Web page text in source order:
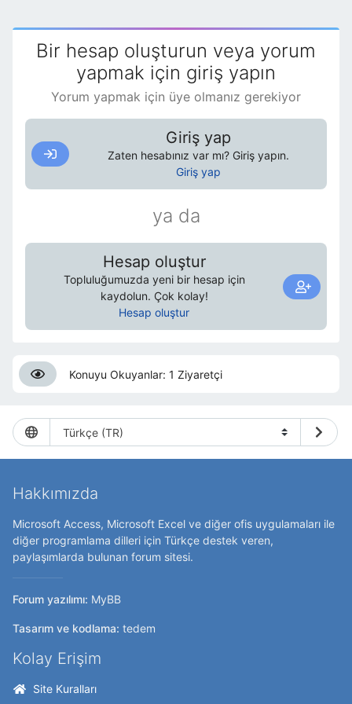
çözeceğinize eminim. Yapamazsanız
geliştirmeye çalıştığınız çözüm üzerinden
değerlendirmeye devam ederiz.
Bir hesap oluşturun veya yorum
yapmak için giriş yapın
Yorum yapmak için üye olmanız gerekiyor
Giriş yap
Zaten hesabınız var mı? Giriş yapın.
Giriş yap
ya da
Hesap oluştur
Topluluğumuzda yeni bir hesap için
kaydolun. Çok kolay!
Hesap oluştur
Konuyu Okuyanlar: 1 Ziyaretçi
Hakkımızda
Microsoft Access, Microsoft Excel ve diğer ofis uygulamaları ile
diğer programlama dilleri için Türkçe destek veren,
paylaşımlarda bulunan forum sitesi.
Forum yazılımı: MyBB
Tasarım ve kodlama: tedem
Kolay Erişim
Site Kuralları